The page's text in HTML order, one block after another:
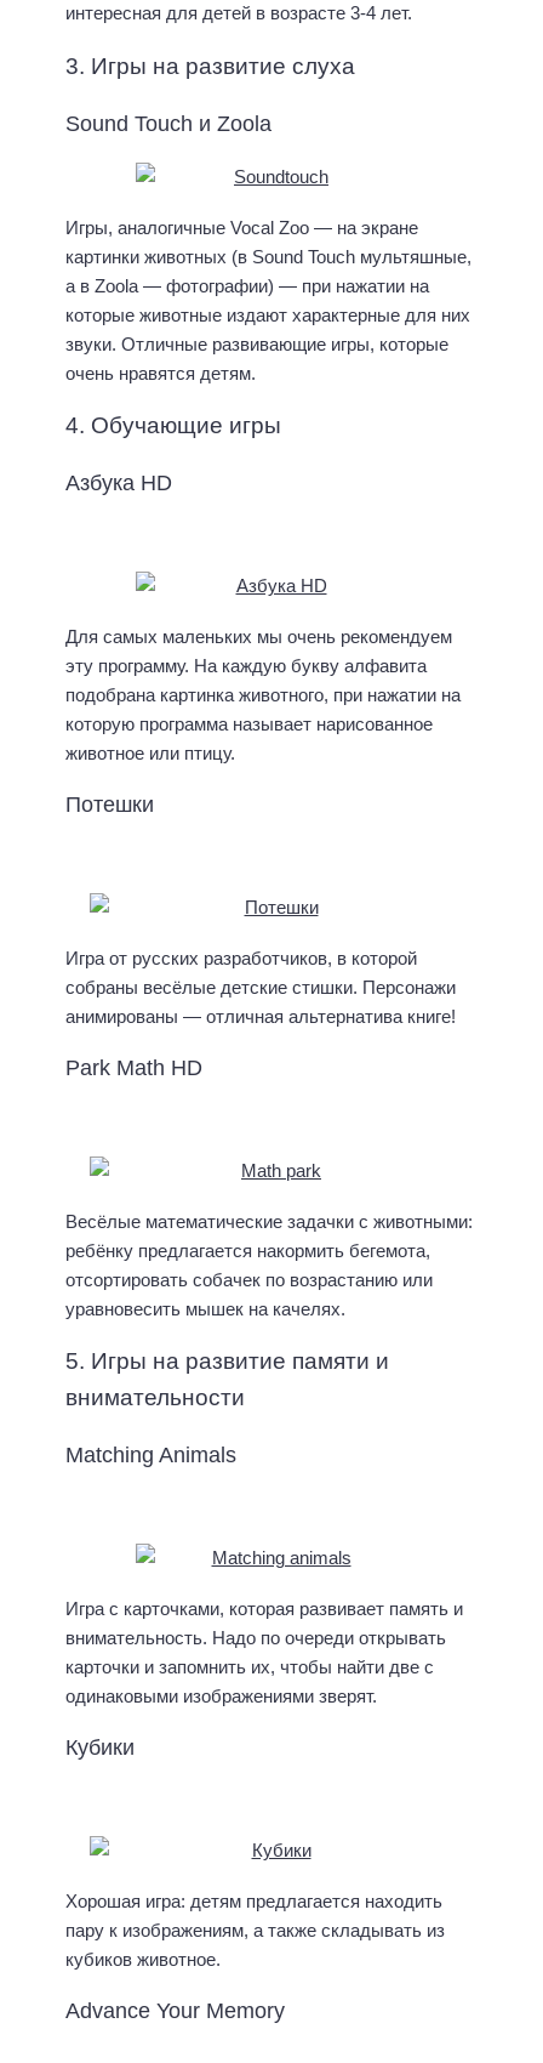
интересная для детей в возрасте 3-4 лет.
3. Игры на развитие слуха
Sound Touch и Zoola
Игры, аналогичные Vocal Zoo — на экране
картинки животных (в Sound Touch мультяшные,
а в Zoola — фотографии) — при нажатии на
которые животные издают характерные для них
звуки. Отличные развивающие игры, которые
очень нравятся детям.
4. Обучающие игры
Азбука HD
Для самых маленьких мы очень рекомендуем
эту программу. На каждую букву алфавита
подобрана картинка животного, при нажатии на
которую программа называет нарисованное
животное или птицу.
Потешки
Игра от русских разработчиков, в которой
собраны весёлые детские стишки. Персонажи
анимированы — отличная альтернатива книге!
Park Math HD
Весёлые математические задачки с животными:
ребёнку предлагается накормить бегемота,
отсортировать собачек по возрастанию или
уравновесить мышек на качелях.
5. Игры на развитие памяти и
внимательности
Matching Animals
Игра с карточками, которая развивает память и
внимательность. Надо по очереди открывать
карточки и запомнить их, чтобы найти две с
одинаковыми изображениями зверят.
Кубики
Хорошая игра: детям предлагается находить
пару к изображениям, а также складывать из
кубиков животное.
Advance Your Memory